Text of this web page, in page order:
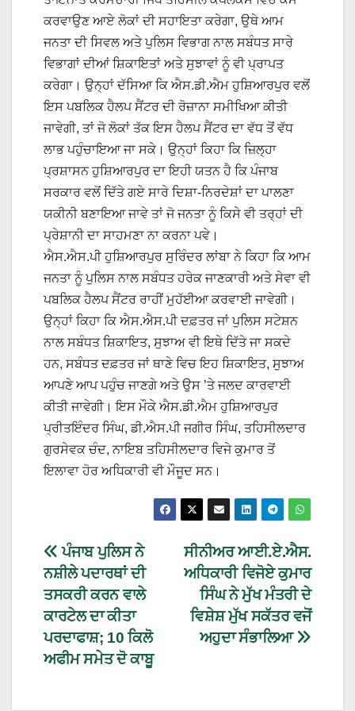
ਕਰਵਾਉਣ ਆਏ ਲੋਕਾਂ ਦੀ ਸਹਾਇਤਾ ਕਰੇਗਾ, ਉਥੇ ਆਮ
ਜਨਤਾ ਦੀ ਸਿਵਲ ਅਤੇ ਪੁਲਿਸ ਵਿਭਾਗ ਨਾਲ ਸਬੰਧਤ ਸਾਰੇ
ਵਿਭਾਗਾਂ ਦੀਆਂ ਸ਼ਿਕਾਇਤਾਂ ਅਤੇ ਸੁਝਾਵਾਂ ਨੂੰ ਵੀ ਪ੍ਰਾਪਤ
ਕਰੇਗਾ। ਉਨ੍ਹਾਂ ਦੱਸਿਆ ਕਿ ਐਸ.ਡੀ.ਐਮ ਹੁਸ਼ਿਆਰਪੁਰ ਵਲੋਂ
ਇਸ ਪਬਲਿਕ ਹੈਲਪ ਸੈਂਟਰ ਦੀ ਰੋਜ਼ਾਨਾ ਸਮੀਖਿਆ ਕੀਤੀ
ਜਾਵੇਗੀ, ਤਾਂ ਜੋ ਲੋਕਾਂ ਤੱਕ ਇਸ ਹੈਲਪ ਸੈਂਟਰ ਦਾ ਵੱਧ ਤੋਂ ਵੱਧ
ਲਾਭ ਪਹੁੰਚਾਇਆ ਜਾ ਸਕੇ। ਉਨ੍ਹਾਂ ਕਿਹਾ ਕਿ ਜ਼ਿਲ੍ਹਾ
ਪ੍ਰਸ਼ਾਸਨ ਹੁਸ਼ਿਆਰਪੁਰ ਦਾ ਇਹੀ ਯਤਨ ਹੈ ਕਿ ਪੰਜਾਬ
ਸਰਕਾਰ ਵਲੋਂ ਦਿੱਤੇ ਗਏ ਸਾਰੇ ਦਿਸ਼ਾ-ਨਿਰਦੇਸ਼ਾਂ ਦਾ ਪਾਲਣਾ
ਯਕੀਨੀ ਬਣਾਇਆ ਜਾਵੇ ਤਾਂ ਜੋ ਜਨਤਾ ਨੂੰ ਕਿਸੇ ਵੀ ਤਰ੍ਹਾਂ ਦੀ
ਪ੍ਰੇਸ਼ਾਨੀ ਦਾ ਸਾਹਮਣਾ ਨਾ ਕਰਨਾ ਪਵੇ।
ਐਸ.ਐਸ.ਪੀ ਹੁਸ਼ਿਆਰਪੁਰ ਸੁਰਿੰਦਰ ਲਾਂਬਾ ਨੇ ਕਿਹਾ ਕਿ ਆਮ
ਜਨਤਾ ਨੂੰ ਪੁਲਿਸ ਨਾਲ ਸਬੰਧਤ ਹਰੇਕ ਜਾਣਕਾਰੀ ਅਤੇ ਸੇਵਾ ਵੀ
ਪਬਲਿਕ ਹੈਲਪ ਸੈਂਟਰ ਰਾਹੀਂ ਮੁਹੱਈਆ ਕਰਵਾਈ ਜਾਵੇਗੀ।
ਉਨ੍ਹਾਂ ਕਿਹਾ ਕਿ ਐਸ.ਐਸ.ਪੀ ਦਫ਼ਤਰ ਜਾਂ ਪੁਲਿਸ ਸਟੇਸ਼ਨ
ਨਾਲ ਸਬੰਧਤ ਸ਼ਿਕਾਇਤ, ਸੁਝਾਅ ਵੀ ਇਥੇ ਦਿੱਤੇ ਜਾ ਸਕਦੇ
ਹਨ, ਸਬੰਧਤ ਦਫ਼ਤਰ ਜਾਂ ਥਾਣੇ ਵਿਚ ਇਹ ਸ਼ਿਕਾਇਤ, ਸੁਝਾਅ
ਆਪਣੇ ਆਪ ਪਹੁੰਚ ਜਾਣਗੇ ਅਤੇ ਉਸ ’ਤੇ ਜਲਦ ਕਾਰਵਾਈ
ਕੀਤੀ ਜਾਵੇਗੀ। ਇਸ ਮੌਕੇ ਐਸ.ਡੀ.ਐਮ ਹੁਸ਼ਿਆਰਪੁਰ
ਪ੍ਰੀਤਇੰਦਰ ਸਿੰਘ, ਡੀ.ਐਸ.ਪੀ ਜਗੀਰ ਸਿੰਘ, ਤਹਿਸੀਲਦਾਰ
ਗੁਰਸੇਵਕ ਚੰਦ, ਨਾਇਬ ਤਹਿਸੀਲਦਾਰ ਵਿਜੇ ਕੁਮਾਰ ਤੋਂ
ਇਲਾਵਾ ਹੋਰ ਅਧਿਕਾਰੀ ਵੀ ਮੌਜੂਦ ਸਨ।
ਸੀਨੀਅਰ ਆਈ.ਏ.ਐਸ.
ਅਧਿਕਾਰੀ ਵਿਜੋਏ ਕੁਮਾਰ
ਸਿੰਘ ਨੇ ਮੁੱਖ ਮੰਤਰੀ ਦੇ
ਵਿਸ਼ੇਸ਼ ਮੁੱਖ ਸਕੱਤਰ ਵਜੋਂ
ਅਹੁਦਾ ਸੰਭਾਲਿਆ
ਪੰਜਾਬ ਪੁਲਿਸ ਨੇ
ਨਸ਼ੀਲੇ ਪਦਾਰਥਾਂ ਦੀ
ਤਸਕਰੀ ਕਰਨ ਵਾਲੇ
ਕਾਰਟੇਲ ਦਾ ਕੀਤਾ
ਪਰਦਾਫਾਸ਼; 10 ਕਿਲੋ
ਅਫੀਮ ਸਮੇਤ ਦੋ ਕਾਬੂ